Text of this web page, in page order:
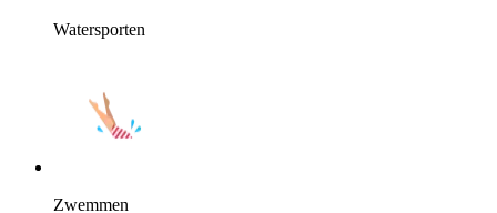
Watersporten
Zwemmen